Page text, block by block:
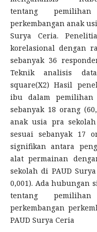
tentang
perkembangan anak
Surya Ceria.
korelasional dengan
sebanyak 36
Teknik analisis
square(X2) Hasil
ibu dalam
sebanyak 18 orang
anak usia pra
sesuai sebanyak 17
signifikan antara
alat permainan
sekolah di PAUD
0,001). Ada hubungan
tentang
perkembangan
PAUD Surya Ceria